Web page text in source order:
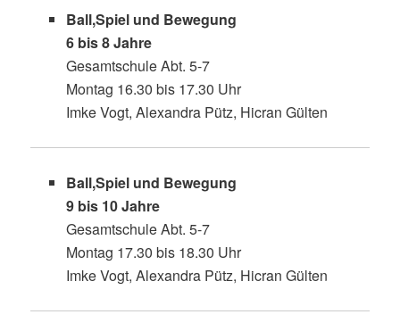
Ball,Spiel und Bewegung
6 bis 8 Jahre
Gesamtschule Abt. 5-7
Montag 16.30 bis 17.30 Uhr
Imke Vogt, Alexandra Pütz, Hicran Gülten
Ball,Spiel und Bewegung
9 bis 10 Jahre
Gesamtschule Abt. 5-7
Montag 17.30 bis 18.30 Uhr
Imke Vogt, Alexandra Pütz, Hicran Gülten